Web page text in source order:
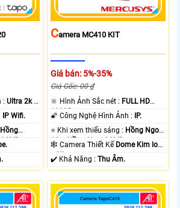
:Ultra 2k +
IP Wifi.
Hồng
CAmera MC410 KIT
Giá bán: 5%-35%
Giá Gốc: 00 ₫
🔆 Hình Ảnh Sắc nét : FULL HD
1080P .
🌠 Công Nghệ Hình Ảnh :
IP.
⭐ Khi xem thiếu sáng : Hồng Ngoại
10m Hồng Ngoại SMD.
🕸️ Camera Thiết Kế Dome Kim loại
+ Nhựa.
️✔️ Khả Năng :Thu Âm.